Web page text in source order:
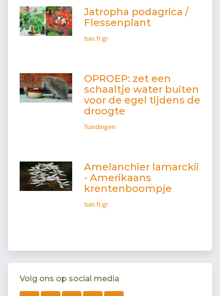
Jatropha podagrica /
Flessenplant
tuin.fr.gr
OPROEP: zet een
schaaltje water buiten
voor de egel tijdens de
droogte
Tuindingen
Amelanchier lamarckii
- Amerikaans
krentenboompje
tuin.fr.gr
Volg ons op social media